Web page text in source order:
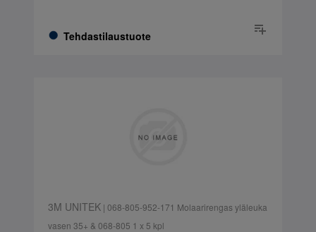
Tehdastilaustuote
3M UNITEK| 068-805-952-171 Molaarirengas yläleuka
vasen 35+ & 068-805 1 x 5 kpl